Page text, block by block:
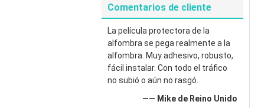
Comentarios de cliente
La película protectora de la
alfombra se pega realmente a la
alfombra. Muy adhesivo, robusto,
fácil instalar. Con todo el tráfico
no subió o aún no rasgó.
—— Mike de Reino Unido